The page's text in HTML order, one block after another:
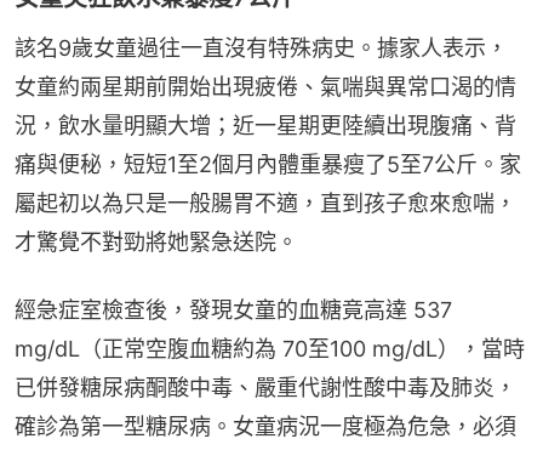
該名9歲女童過往一直沒有特殊病史。據家人表示，
女童約兩星期前開始出現疲倦、氣喘與異常口渴的情
況，飲水量明顯大增；近一星期更陸續出現腹痛、背
痛與便秘，短短1至2個月內體重暴瘦了5至7公斤。家
屬起初以為只是一般腸胃不適，直到孩子愈來愈喘，
才驚覺不對勁將她緊急送院。
經急症室檢查後，發現女童的血糖竟高達 537
mg/dL（正常空腹血糖約為 70至100 mg/dL），當時
已併發糖尿病酮酸中毒、嚴重代謝性酸中毒及肺炎，
確診為第一型糖尿病。女童病況一度極為危急，必須